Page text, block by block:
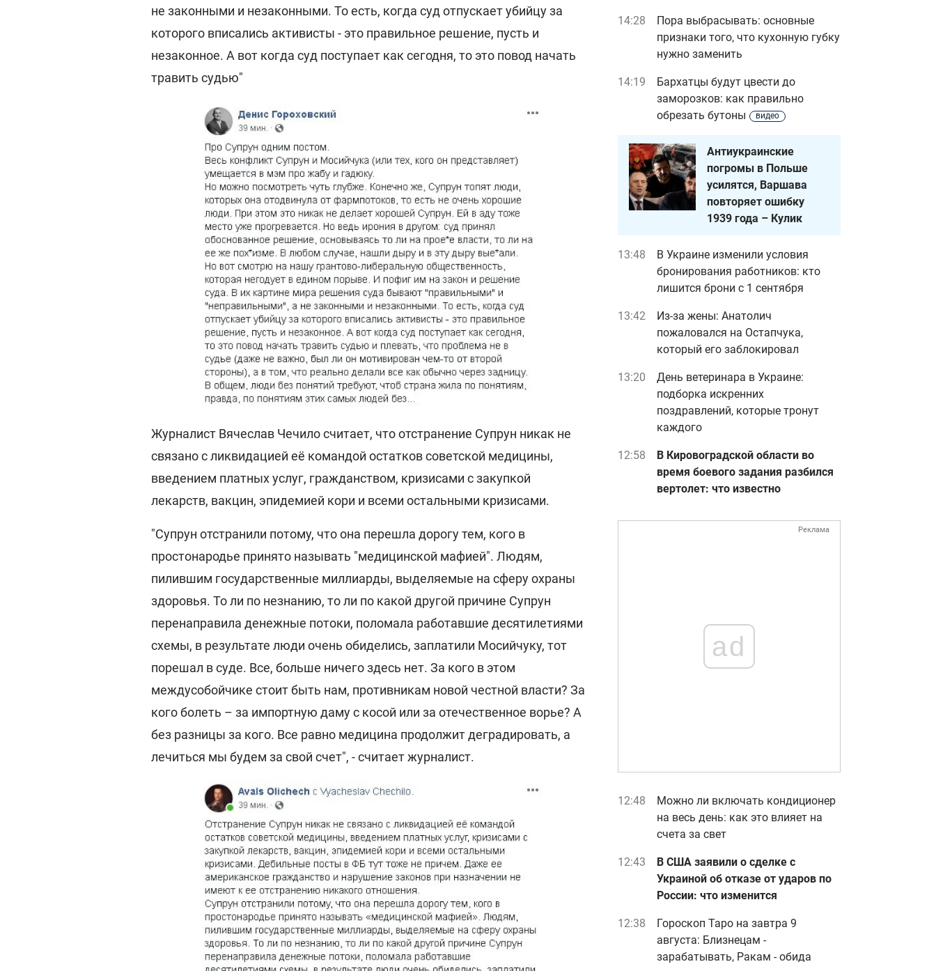
не законными и незаконными. То есть, когда суд отпускает убийцу за
которого вписались активисты - это правильное решение, пусть и
незаконное. А вот когда суд поступает как сегодня, то это повод начать
травить судью"
Журналист Вячеслав Чечило считает, что отстранение Супрун никак не
связано с ликвидацией её командой остатков советской медицины,
введением платных услуг, гражданством, кризисами с закупкой
лекарств, вакцин, эпидемией кори и всеми остальными кризисами.
"Супрун отстранили потому, что она перешла дорогу тем, кого в
простонародье принято называть "медицинской мафией". Людям,
пилившим государственные миллиарды, выделяемые на сферу охраны
здоровья. То ли по незнанию, то ли по какой другой причине Супрун
перенаправила денежные потоки, поломала работавшие десятилетиями
схемы, в результате люди очень обиделись, заплатили Мосийчуку, тот
порешал в суде. Все, больше ничего здесь нет. За кого в этом
междусобойчике стоит быть нам, противникам новой честной власти? За
кого болеть – за импортную даму с косой или за отечественное ворье? А
без разницы за кого. Все равно медицина продолжит деградировать, а
лечиться мы будем за свой счет", - считает журналист.
14:28
Пора выбрасывать: основные
признаки того, что кухонную губку
нужно заменить
14:19
Бархатцы будут цвести до
заморозков: как правильно
обрезать бутоны
видео
Антиукраинские
погромы в Польше
усилятся, Варшава
повторяет ошибку
1939 года – Кулик
13:48
В Украине изменили условия
бронирования работников: кто
лишится брони с 1 сентября
13:42
Из-за жены: Анатолич
пожаловался на Остапчука,
который его заблокировал
13:20
День ветеринара в Украине:
подборка искренних
поздравлений, которые тронут
каждого
12:58
В Кировоградской области во
время боевого задания разбился
вертолет: что известно
Реклама
ad
12:48
Можно ли включать кондиционер
на весь день: как это влияет на
счета за свет
12:43
В США заявили о сделке с
Украиной об отказе от ударов по
России: что изменится
12:38
Гороскоп Таро на завтра 9
августа: Близнецам -
зарабатывать, Ракам - обида